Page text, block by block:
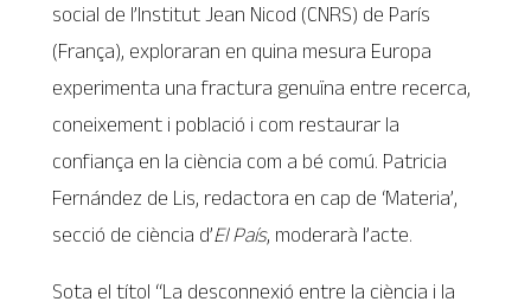
social de l’Institut Jean Nicod (CNRS) de París
(França), exploraran en quina mesura Europa
experimenta una fractura genuïna entre recerca,
coneixement i població i com restaurar la
confiança en la ciència com a bé comú. Patricia
Fernández de Lis, redactora en cap de ‘Materia’,
secció de ciència d’El País, moderarà l’acte.
Sota el títol “La desconnexió entre la ciència i la